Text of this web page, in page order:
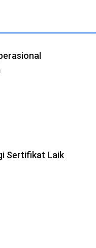
Sertifikat Laik